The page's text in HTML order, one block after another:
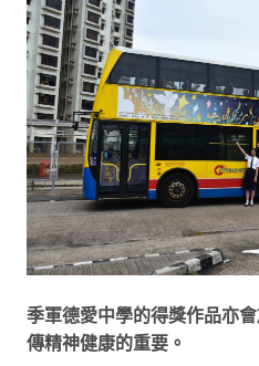
季軍德愛中學的得獎作品亦
傳精神健康的重要。